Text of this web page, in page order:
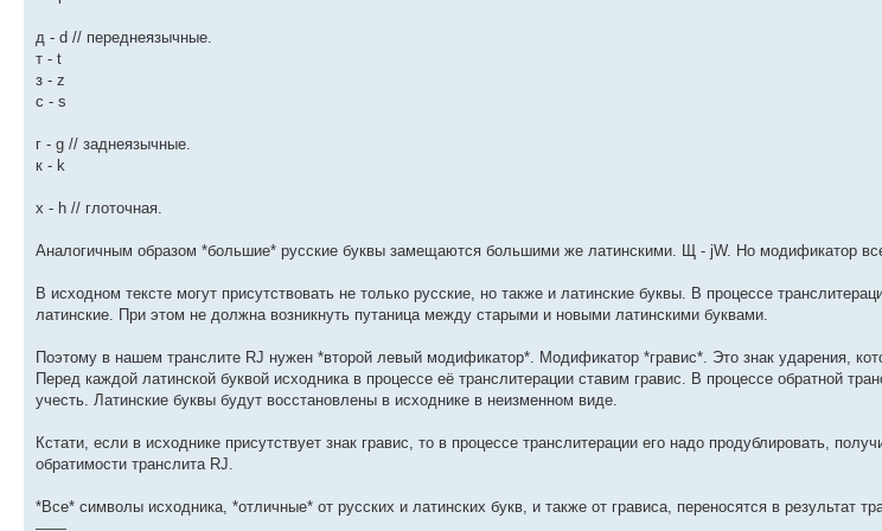
д - d // переднеязычные.
т - t
з - z
с - s
г - g // заднеязычные.
к - k
х - h // глоточная.
Аналогичным образом *большие* русские буквы замещаются большими же латинскими. Щ - jW. Но модификатор
В исходном тексте могут присутствовать не только русские, но также и латинские буквы. В процессе
латинские. При этом не должна возникнуть путаница между старыми и новыми латинскими буквами.
Поэтому в нашем транслите RJ нужен *второй левый модификатор*. Модификатор *гравис*. Это знак ударения,
Перед каждой латинской буквой исходника в процессе её транслитерации ставим гравис. В процессе обратной
учесть. Латинские буквы будут восстановлены в исходнике в неизменном виде.
Кстати, если в исходнике присутствует знак гравис, то в процессе транслитерации его надо продублировать,
обратимости транслита RJ.
*Все* символы исходника, *отличные* от русских и латинских букв, и также от грависа, переносятся в результат